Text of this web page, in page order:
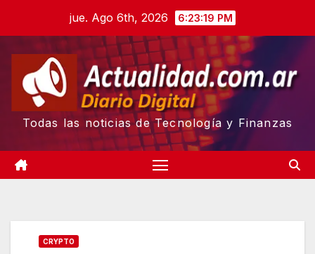
content
jue. Ago 6th, 2026 6:23:20 PM
Todas las noticias de Tecnología y Finanzas
CRYPTO